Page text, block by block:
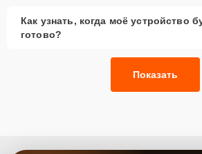
рассмотреть вариант с
качественного аналога
высококачественные запчасти, будь это
надежные аналоги проверенных и
Как узнать, когда моё устройство
готово?
Показать